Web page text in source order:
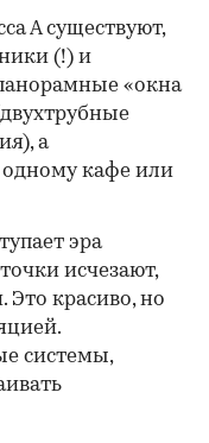
А существуют,
(!) и
«окна
а
одному кафе или
эра
исчезают,
Это красиво, но
системы,